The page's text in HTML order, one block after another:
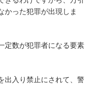
かった犯罪が出現しま
定数が犯罪者になる要素
出入り禁止にされて、警